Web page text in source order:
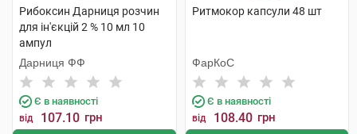
Рибоксин Дарниця розчин
для ін'єкцій 2 % 10 мл 10
ампул
Дарниця ФФ
Є в наявності
від 107.10 грн
Ритмокор капсули 48 шт
ФарКоС
Є в наявності
від 108.40 грн